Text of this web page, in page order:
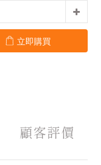
立即購買
顧客評價